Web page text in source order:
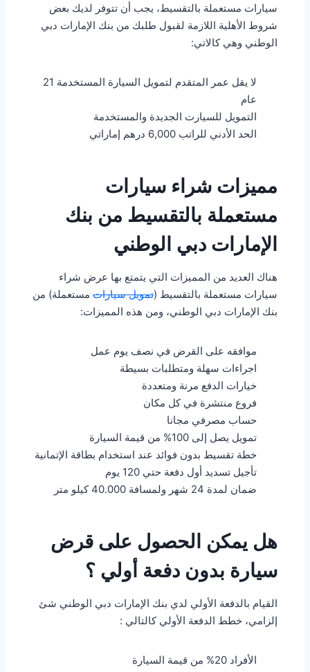
سيارات مستعملة بالتقسيط، يجب أن تتوفر لديك بعض
شروط الأهلية اللازمة لقبول طلبك من بنك الإمارات دبي
الوطني وهي كالاتي:
لا يقل عمر المتقدم لتمويل السيارة المستخدمة 21
عام
التمويل للسيارت الجديدة والمستخدمة
الحد الأدني للراتب 6,000 درهم إماراتي
مميزات شراء سيارات
مستعملة بالتقسيط من بنك
الإمارات دبي الوطني
هناك العديد من المميزات التي يتمتع بها عرض شراء
سيارات مستعملة بالتقسيط (تمويل سيارات مستعملة) من
بنك الإمارات دبي الوطني، ومن هذه المميزات:
موافقه على القرض في نصف يوم عمل
اجراءات سهلة ومتطلبات بسيطة
خيارات الدفع مرنة ومتعددة
فروع منتشرة في كل مكان
حساب مصرفي مجانا
تمويل يصل إلى 100% من قيمة السيارة
خطة تقسيط بدون فوائد عند استخدام بطاقة الإتمانية
تأجيل تسديد أول دفعة حتي 120 يوم
ضمان لمدة 24 شهر ولمسافة 40.000 كيلو متر
هل يمكن الحصول على قرض
سيارة بدون دفعة أولي ؟
القيام بالدفعة الأولي لدي بنك الإمارات دبي الوطني شئ
إلزامي، خطط الدفعة الأولي كالتالي :
الأفراد 20% من قيمة السيارة